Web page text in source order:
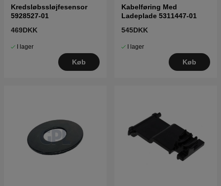
Kredsløbssløjfesensor
5928527-01
469DKK
I lager
Køb
Kabelføring Med
Ladeplade 5311447-01
545DKK
I lager
Køb